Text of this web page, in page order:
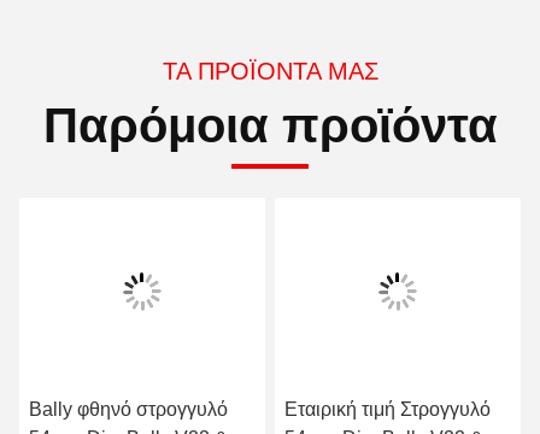
ΤΑ ΠΡΟΪΌΝΤΑ ΜΑΣ
Παρόμοια προϊόντα
Bally φθηνό στρογγυλό
Εταιρική τιμή Στρογγυλό